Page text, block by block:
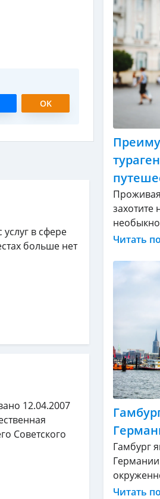
OK
в сфере
больше нет
12.04.2007
Советского
захотите
Читать
Гамбург
Читать